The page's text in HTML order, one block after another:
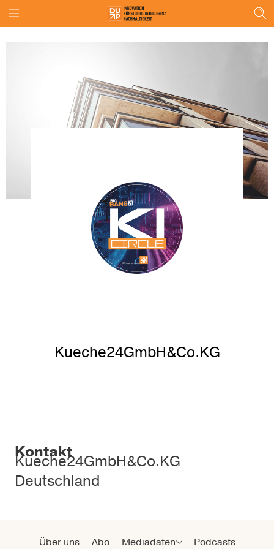
Kueche24GmbH&Co.KG
Kontakt
Kueche24GmbH&Co.KG
Deutschland
Über uns Abo Mediadaten Podcasts